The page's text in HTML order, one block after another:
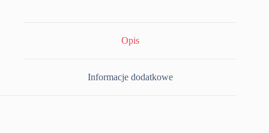
Opis
Informacje dodatkowe